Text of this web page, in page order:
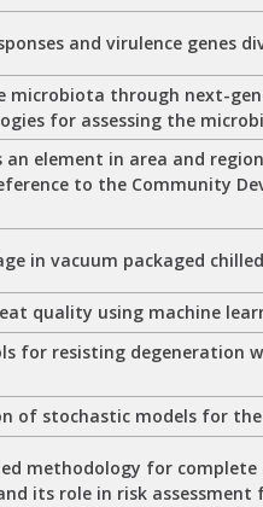
and virulence genes
microbiota through next-
for assessing the
element in area and
to the Community
in vacuum packaged
quality using machine
for resisting degeneration
of stochastic models for
methodology for
its role in risk assessment